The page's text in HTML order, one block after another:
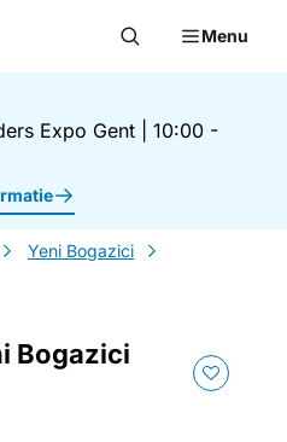
Menu
Expo Gent
10:00 -
Yeni Bogazici
Bogazici